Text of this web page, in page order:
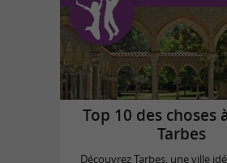
Top 10 des choses
Tarbes
Découvrez Tarbes, une ville